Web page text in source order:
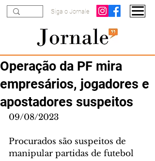
Siga o Jornale
Operação da PF mira
empresários, jogadores e
apostadores suspeitos
09/08/2023
Procurados são suspeitos de
manipular partidas de futebol